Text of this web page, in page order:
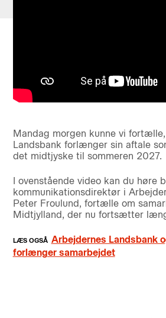
Mandag morgen kunne vi
Landsbank forlænger sin aftale
det midtjyske til sommeren 2027.
I ovenstående video kan du høre
kommunikationsdirektør i
Peter Froulund, fortælle om
Midtjylland, der nu fortsætter
Arbejdernes Landsbank
forlænger samarbejdet